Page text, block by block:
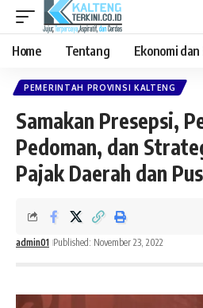
Home Tentang Ekonomi
PEMERINTAH PROVINSI KALTENG
Samakan Presepsi,
Pedoman, dan
Pajak Daerah dan
admin01 Published: November 23, 2022